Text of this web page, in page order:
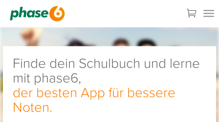
Finde dein Schulbuch und lerne
mit phase6,
der besten App für bessere
Noten.